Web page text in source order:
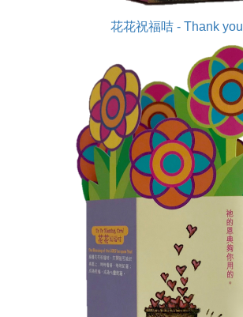
花花祝福咭 - Thank you